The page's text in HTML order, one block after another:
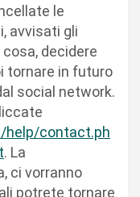
le
avvisati gli
decidere
tornare in futuro
social network.
help/contact.ph
. La
ci vorranno
potrete tornare